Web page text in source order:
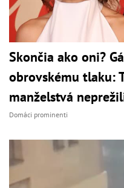
Skončia ako oni?
obrovskému tlaku:
manželstvá
Domáci prominenti